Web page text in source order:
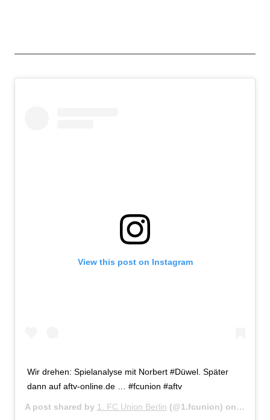
View this post on Instagram
Wir drehen: Spielanalyse mit Norbert #Düwel. Später
dann auf aftv-online.de … #fcunion #aftv
A post shared by 1. FC Union Berlin (@1.fcunion) on Apr 20,